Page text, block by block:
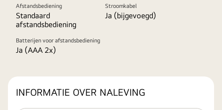
Afstandsbediening
Standaard
afstandsbediening
Stroomkabel
Ja (bijgevoegd)
Batterijen voor afstandsbediening
Ja (AAA 2x)
INFORMATIE OVER NALEVING